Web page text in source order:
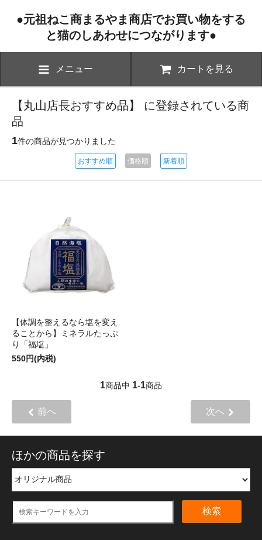
●元祖ねこ商まるやま商店でお買い物をする
と猫のしあわせにつながります●
メニュー カートを見る
【丸山店長おすすめ品】 に登録されている商
品
1件の商品が見つかりました
おすすめ順 価格順 新着順
【体調を整えるなら塩を変え
ることから】ミネラルたっぷ
り「福塩」
550円(内税)
1商品中 1-1商品
前へ 次へ
ほかの商品を探す
検索